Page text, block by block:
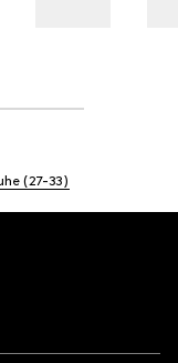
(27-33)